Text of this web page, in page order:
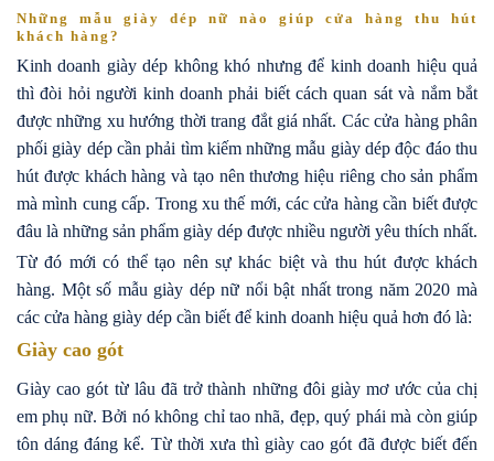
Những mẫu giày dép nữ nào giúp cửa hàng thu hút
khách hàng?
Kinh doanh giày dép không khó nhưng để kinh doanh hiệu quả
thì đòi hỏi người kinh doanh phải biết cách quan sát và nắm bắt
được những xu hướng thời trang đắt giá nhất. Các cửa hàng phân
phối giày dép cần phải tìm kiếm những mẫu giày dép độc đáo thu
hút được khách hàng và tạo nên thương hiệu riêng cho sản phẩm
mà mình cung cấp. Trong xu thế mới, các cửa hàng cần biết được
đâu là những sản phẩm giày dép được nhiều người yêu thích nhất.
Từ đó mới có thể tạo nên sự khác biệt và thu hút được khách
hàng. Một số mẫu giày dép nữ nổi bật nhất trong năm 2020 mà
các cửa hàng giày dép cần biết để kinh doanh hiệu quả hơn đó là:
Giày cao gót
Giày cao gót từ lâu đã trở thành những đôi giày mơ ước của chị
em phụ nữ. Bởi nó không chỉ tao nhã, đẹp, quý phái mà còn giúp
tôn dáng đáng kể. Từ thời xưa thì giày cao gót đã được biết đến